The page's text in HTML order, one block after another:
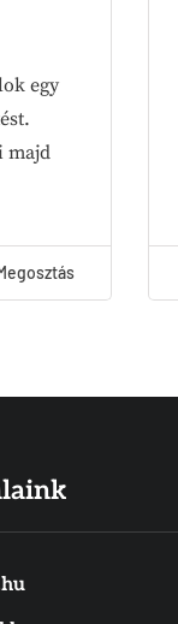
egy
majd